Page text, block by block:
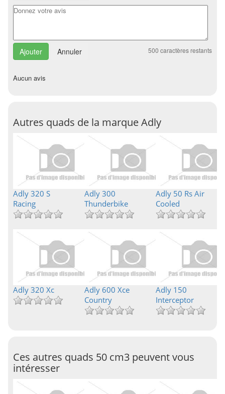
Annuler 500 caractères restants
Aucun avis
Autres quads de la marque Adly
Adly 320 S
Racing
Adly 300
Thunderbike
Adly 50 Rs Air
Cooled
Adly 320 Xc
Adly 600 Xce
Country
Adly 150
Interceptor
Ces autres quads 50 cm3 peuvent vous
intéresser